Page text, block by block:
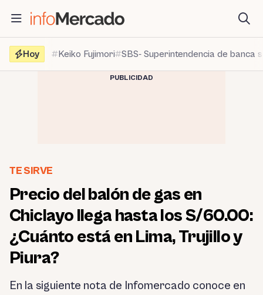
contenido
Hoy
Keiko Fujimori SBS- Superintendencia de banca
PUBLICIDAD
TE SIRVE
Precio del balón de gas en
Chiclayo llega hasta los S/60.00:
¿Cuánto está en Lima, Trujillo y
Piura?
En la siguiente nota de Infomercado conoce en